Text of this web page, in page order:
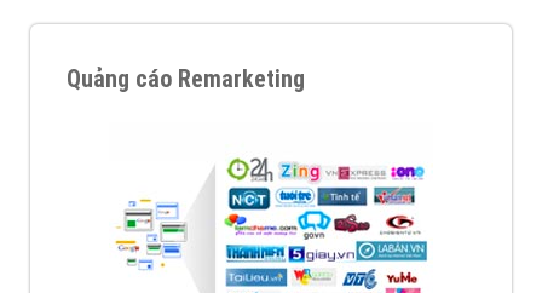
Quảng cáo Remarketing